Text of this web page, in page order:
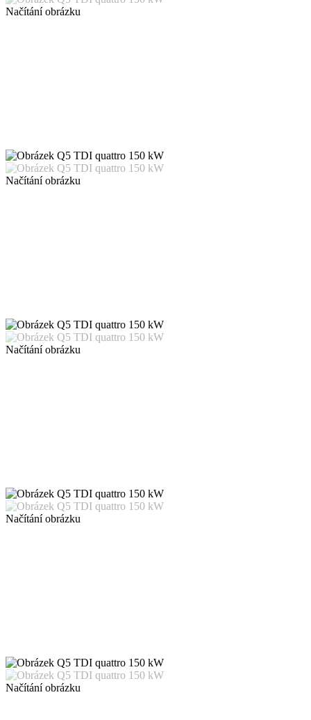
Načítání obrázku
Načítání obrázku
Načítání obrázku
Načítání obrázku
Načítání obrázku